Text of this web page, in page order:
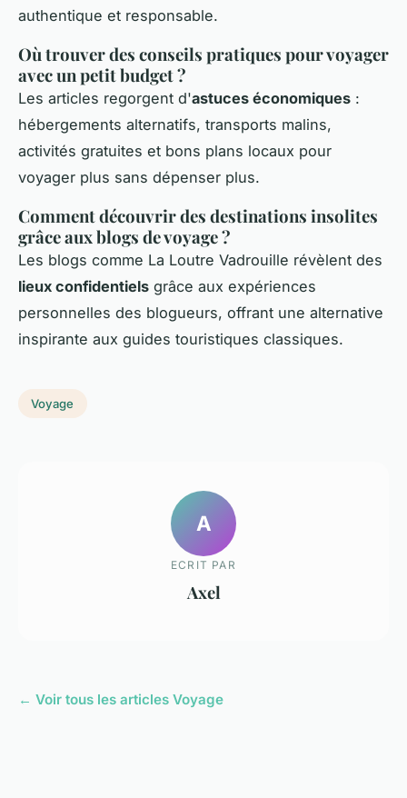
authentique et responsable.
Où trouver des conseils pratiques pour voyager
avec un petit budget ?
Les articles regorgent d'astuces économiques :
hébergements alternatifs, transports malins,
activités gratuites et bons plans locaux pour
voyager plus sans dépenser plus.
Comment découvrir des destinations insolites
grâce aux blogs de voyage ?
Les blogs comme La Loutre Vadrouille révèlent des
lieux confidentiels grâce aux expériences
personnelles des blogueurs, offrant une alternative
inspirante aux guides touristiques classiques.
Voyage
A
ECRIT PAR
Axel
← Voir tous les articles Voyage